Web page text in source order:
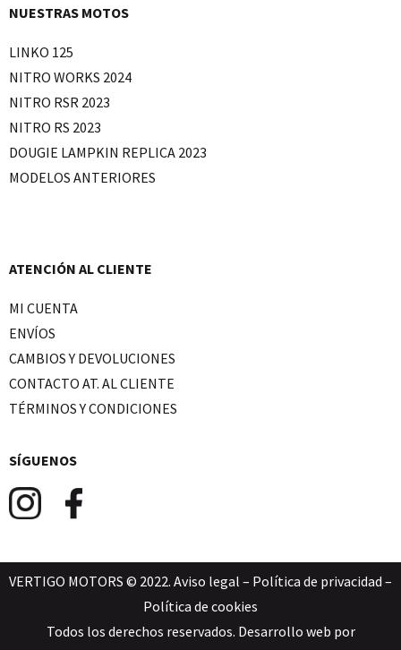
NUESTRAS MOTOS
LINKO 125
NITRO WORKS 2024
NITRO RSR 2023
NITRO RS 2023
DOUGIE LAMPKIN REPLICA 2023
MODELOS ANTERIORES
ATENCIÓN AL CLIENTE
MI CUENTA
ENVÍOS
CAMBIOS Y DEVOLUCIONES
CONTACTO AT. AL CLIENTE
TÉRMINOS Y CONDICIONES
SÍGUENOS
VERTIGO MOTORS © 2022. Aviso legal – Política de privacidad –
Política de cookies
Todos los derechos reservados. Desarrollo web por